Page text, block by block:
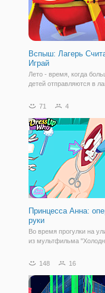
Вспыш: Лагерь
Играй
Лето - время, когда
детей отправляются в
знакомства и
увлекательно, можно в
онлайн игры. К примеру,
"Вспыш:
71 4
Принцесса Анна:
руки
Во время прогулки на
из мультфильма
сломала себе руку.
вмешательство
игре "Принцесса Анна:
148 16